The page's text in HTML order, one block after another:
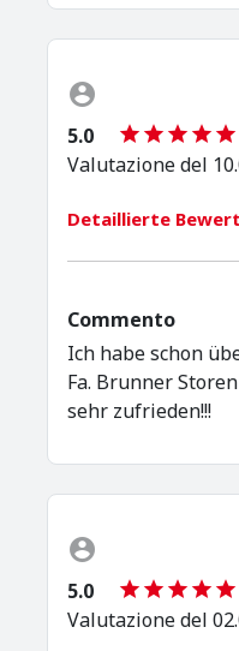
5.0
Valutazione del
Detaillierte
Commento
Ich habe schon
Fa. Brunner
sehr zufrieden!!!
5.0
Valutazione del